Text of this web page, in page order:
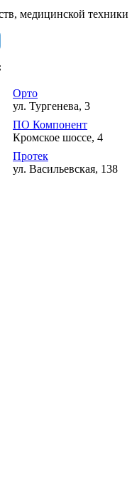
медицинской техники
Орто
ул. Тургенева, 3
ПО Компонент
Кромское шоссе, 4
Протек
ул. Васильевская, 138